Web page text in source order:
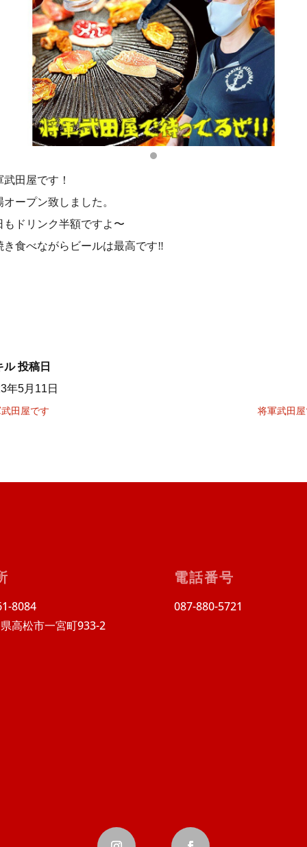
武田屋です！
オープン致しました。
もドリンク半額ですよ〜
き食べながらビールは最高です‼️
ル 投稿日
年5月11日
田屋です 将軍武田
8084
高松市一宮町933-2
電話番号
087-880-5721